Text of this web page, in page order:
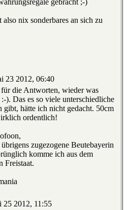
gebracht ;-)
also nix sonderbares an sich zu
23 2012, 06:40
die Antworten, wieder was
:-). Das es so viele unterschiedliche
gibt, hätte ich nicht gedacht. 50cm
ordentlich!
zugezogene Beutebayerin
komme ich aus dem
Freistaat.
25 2012, 11:55